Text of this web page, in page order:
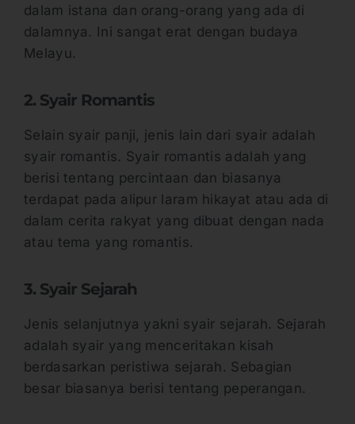
dalam istana dan orang-orang yang ada di
dalamnya. Ini sangat erat dengan budaya
Melayu.
2. Syair Romantis
Selain syair panji, jenis lain dari syair adalah
syair romantis. Syair romantis adalah yang
berisi tentang percintaan dan biasanya
terdapat pada alipur laram hikayat atau ada di
dalam cerita rakyat yang dibuat dengan nada
atau tema yang romantis.
3. Syair Sejarah
Jenis selanjutnya yakni syair sejarah. Sejarah
adalah syair yang menceritakan kisah
berdasarkan peristiwa sejarah. Sebagian
besar biasanya berisi tentang peperangan.